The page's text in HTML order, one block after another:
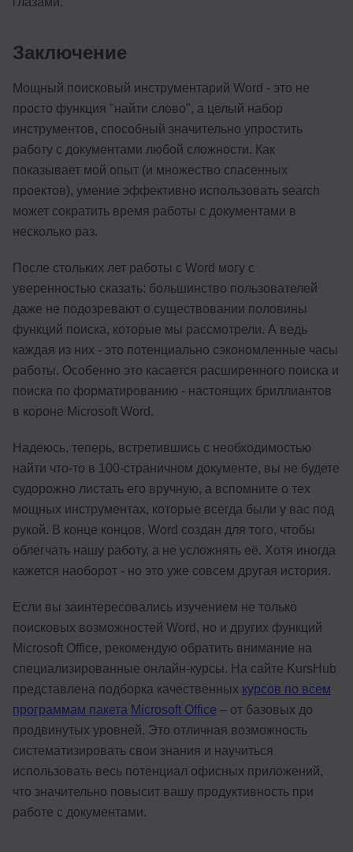
Заключение
Мощный поисковый инструментарий Word - это не
просто функция "найти слово", а целый набор
инструментов, способный значительно упростить
работу с документами любой сложности. Как
показывает мой опыт (и множество спасенных
проектов), умение эффективно использовать search
может сократить время работы с документами в
несколько раз.
После стольких лет работы с Word могу с
уверенностью сказать: большинство пользователей
даже не подозревают о существовании половины
функций поиска, которые мы рассмотрели. А ведь
каждая из них - это потенциально сэкономленные часы
работы. Особенно это касается расширенного поиска и
поиска по форматированию - настоящих бриллиантов
в короне Microsoft Word.
Надеюсь, теперь, встретившись с необходимостью
найти что-то в 100-страничном документе, вы не будете
судорожно листать его вручную, а вспомните о тех
мощных инструментах, которые всегда были у вас под
рукой. В конце концов, Word создан для того, чтобы
облегчать нашу работу, а не усложнять её. Хотя иногда
кажется наоборот - но это уже совсем другая история.
Если вы заинтересовались изучением не только
поисковых возможностей Word, но и других функций
Microsoft Office, рекомендую обратить внимание на
специализированные онлайн-курсы. На сайте KursHub
представлена подборка качественных курсов по всем
программам пакета Microsoft Office – от базовых до
продвинутых уровней. Это отличная возможность
систематизировать свои знания и научиться
использовать весь потенциал офисных приложений,
что значительно повысит вашу продуктивность при
работе с документами.